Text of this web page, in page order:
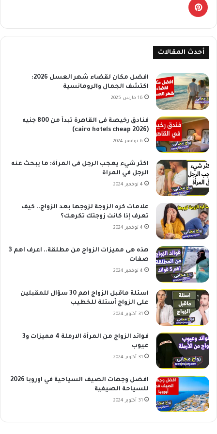
بينتيريست
أحدث المقالات
افضل مكان لقضاء شهر العسل 2026:
اكتشف الجمال والرومانسية
16 مارس 2025
فنادق رخيصة فى القاهرة تبدأ من 800 جنيه
(cairo hotels cheap 2026)
6 نوفمبر 2024
اكثر شيء يعجب الرجل فى المرأة: ما يبحث عنه
الرجل في المراة
4 نوفمبر 2024
علامات كره الزوجة لزوجها بعد الزواج.. كيف
تعرف إذا كانت زوجتك تكرهك؟
4 نوفمبر 2024
هذه هى مميزات الزواج من مطلقة.. اعرف اهم 3
صفات
4 نوفمبر 2024
اسئلة ماقبل الزواج اهم 30 سؤال للمقبلين
على الزواج أسئلة للخطيب
31 أكتوبر 2024
فوائد الزواج من المرأة الارملة 4 مميزات و3
عيوب
31 أكتوبر 2024
افضل وجهات الصيف السياحية في أوروبا 2026
للسياحة الصيفية
31 أكتوبر 2024